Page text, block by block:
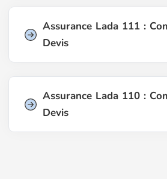
Assurance Lada 111 :
Devis
Assurance Lada 110 :
Devis